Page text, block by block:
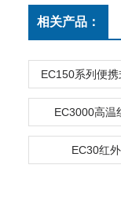
相关产品：
EC150系列便
EC3000高温
EC30红